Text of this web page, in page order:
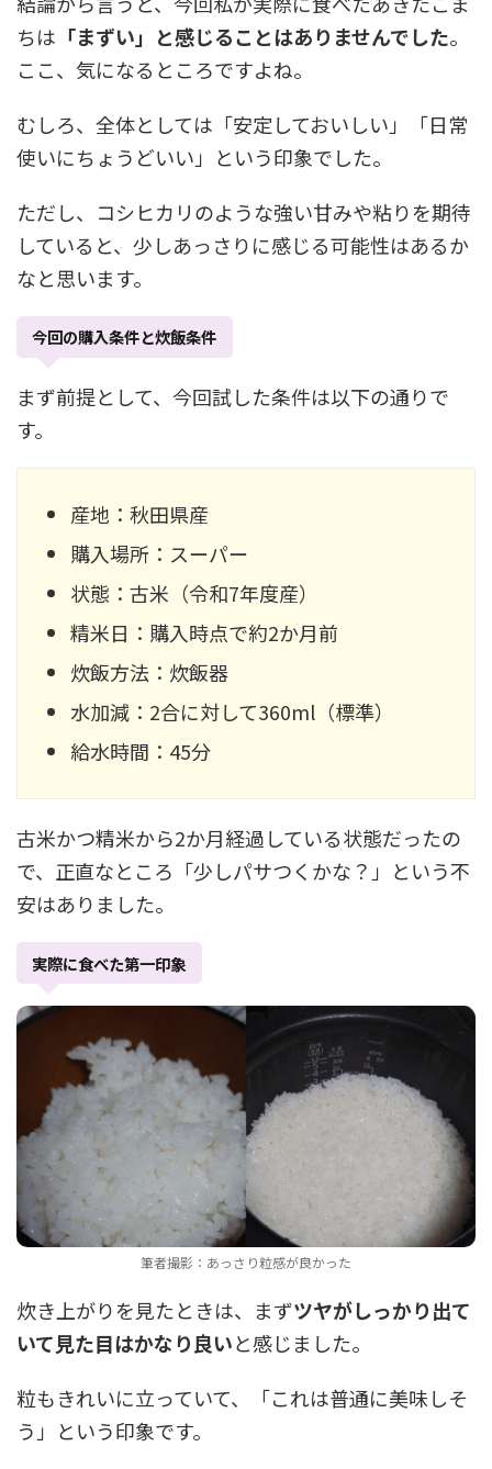
ちは 「まずい」と感じることはありませんでした。
ここ、気になるところですよね。
むしろ、全体としては「安定しておいしい」「日常
使いにちょうどいい」という印象でした。
ただし、コシヒカリのような強い甘みや粘りを期待
していると、少しあっさりに感じる可能性はあるか
なと思います。
今回の購入条件と炊飯条件
まず前提として、今回試した条件は以下の通りで
す。
産地：秋田県産
購入場所：スーパー
状態：古米（令和7年度産）
精米日：購入時点で約2か月前
炊飯方法：炊飯器
水加減：2合に対して360ml（標準）
給水時間：45分
古米かつ精米から2か月経過している状態だったの
で、正直なところ「少しパサつくかな？」という不
安はありました。
実際に食べた第一印象
筆者撮影：あっさり粒感が良かった
炊き上がりを見たときは、まずツヤがしっかり出て
いて見た目はかなり良いと感じました。
粒もきれいに立っていて、「これは普通に美味しそ
う」という印象です。